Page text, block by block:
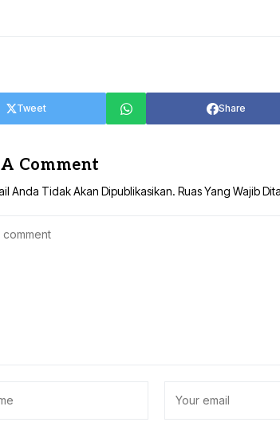
Share
Tweet
Comment
Anda Tidak Akan Dipublikasikan. Ruas Yang Wajib